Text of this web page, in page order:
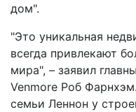
дом".
"Это уникальная
всегда привлекают
мира", – заявил
Venmore Роб
семьи Леннон у